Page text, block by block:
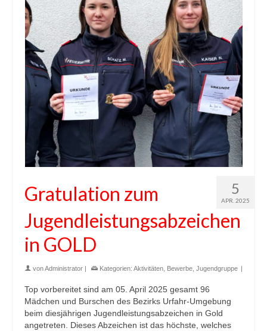
5
APR. 2025
Gratulation zum
Jugendleistungsabzeichen
in GOLD
vonAdministrator | Kategorien: Aktivitäten Bewerbe Jugendgruppe |
Top vorbereitet sind am 05. April 2025 gesamt 96
Mädchen und Burschen des Bezirks Urfahr-Umgebung
beim diesjährigen Jugendleistungsabzeichen in Gold
angetreten. Dieses Abzeichen ist das höchste, welches